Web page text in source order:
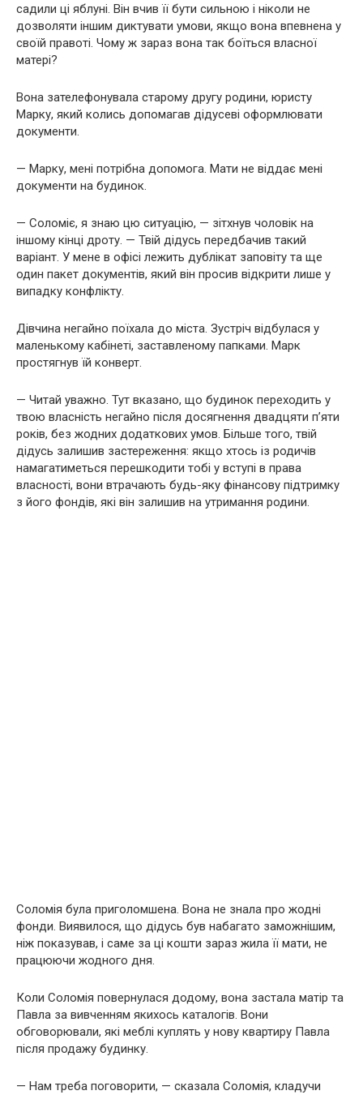
садили ці яблуні. Він вчив її бути сильною і ніколи не
дозволяти іншим диктувати умови, якщо вона впевнена у
своїй правоті. Чому ж зараз вона так боїться власної
матері?
Вона зателефонувала старому другу родини, юристу
Марку, який колись допомагав дідусеві оформлювати
документи.
— Марку, мені потрібна допомога. Мати не віддає мені
документи на будинок.
— Соломіє, я знаю цю ситуацію, — зітхнув чоловік на
іншому кінці дроту. — Твій дідусь передбачив такий
варіант. У мене в офісі лежить дублікат заповіту та ще
один пакет документів, який він просив відкрити лише у
випадку конфлікту.
Дівчина негайно поїхала до міста. Зустріч відбулася у
маленькому кабінеті, заставленому папками. Марк
простягнув їй конверт.
— Читай уважно. Тут вказано, що будинок переходить у
твою власність негайно після досягнення двадцяти п’яти
років, без жодних додаткових умов. Більше того, твій
дідусь залишив застереження: якщо хтось із родичів
намагатиметься перешкодити тобі у вступі в права
власності, вони втрачають будь-яку фінансову підтримку
з його фондів, які він залишив на утримання родини.
Соломія була приголомшена. Вона не знала про жодні
фонди. Виявилося, що дідусь був набагато заможнішим,
ніж показував, і саме за ці кошти зараз жила її мати, не
працюючи жодного дня.
Коли Соломія повернулася додому, вона застала матір та
Павла за вивченням якихось каталогів. Вони
обговорювали, які меблі куплять у нову квартиру Павла
після продажу будинку.
— Нам треба поговорити, — сказала Соломія, кладучи